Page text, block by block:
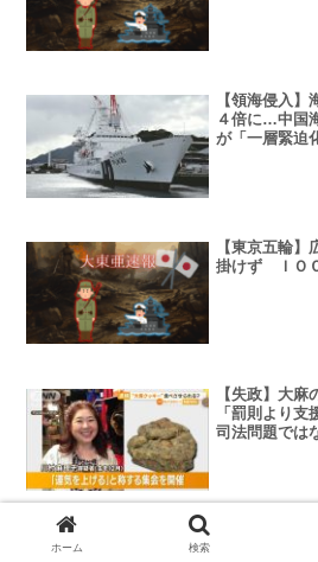
【領海侵入】
４倍に…中国
が「一層緊迫
【東京五輪
掛けず ＩＯ
【失政】大
「罰則より
司法問題では
菅直人「維新
ホーム 検索